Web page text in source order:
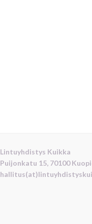
Lintuyhdistys Kuikka
Puijonkatu 15, 70100